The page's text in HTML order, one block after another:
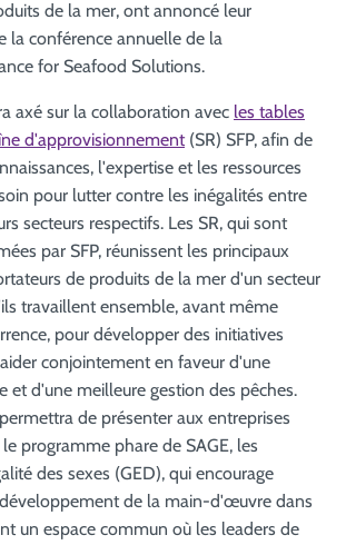
de la mer, ont annoncé leur
la conférence annuelle de la
for Seafood Solutions.
axé sur la collaboration avec les tables
d'approvisionnement(SR) SFP, afin de
l'expertise et les ressources
pour lutter contre les inégalités entre
secteurs respectifs. Les SR, qui sont
par SFP, réunissent les principaux
de produits de la mer d'un secteur
travaillent ensemble, avant même
pour développer des initiatives
conjointement en faveur d'une
et d'une meilleure gestion des pêches.
de présenter aux entreprises
programme phare de SAGE, les
des sexes (GED), qui encourage
de la main-d'œuvre dans
un espace commun où les leaders de